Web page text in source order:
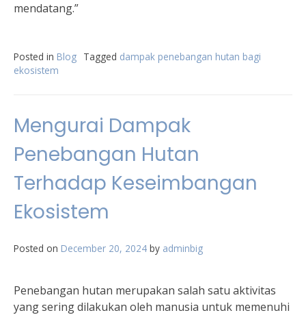
mendatang.”
Posted in Blog Tagged dampak penebangan hutan bagi
ekosistem
Mengurai Dampak
Penebangan Hutan
Terhadap Keseimbangan
Ekosistem
Posted on December 20, 2024 by adminbig
Penebangan hutan merupakan salah satu aktivitas
yang sering dilakukan oleh manusia untuk memenuhi